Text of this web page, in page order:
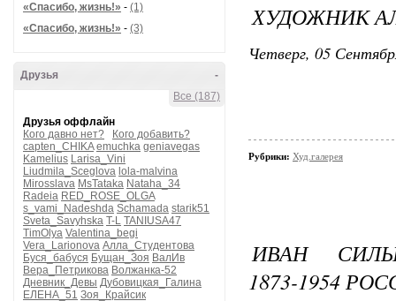
«Спасибо, жизнь!» - (1)
«Спасибо, жизнь!» - (3)
-
Друзья
Все (187)
Друзья оффлайн
Кого давно нет?
Кого добавить?
capten_CHIKA emuchka geniavegas
Kamelius Larisa_Vini
Liudmila_Sceglova lola-malvina
Mirosslava MsTataka Nataha_34
Radeia RED_ROSE_OLGA
s_vami_Nadeshda Schamada starik51
Sveta_Savyhska T-L TANIUSA47
TimOlya Valentina_begi
Vera_Larionova Алла_Студентова
Буся_бабуся Бущан_Зоя ВалИв
Вера_Петрикова Волжанка-52
Дневник_Девы Дубовицкая_Галина
ЕЛЕНА_51 Зоя_Крайсик
ХУДОЖНИК
Четверг, 05
Рубрики: Худ.галерея
ИВАН
1873-1954